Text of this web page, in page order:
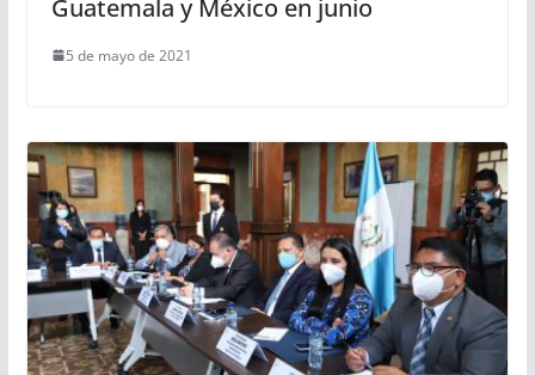
Guatemala y México en junio
5 de mayo de 2021